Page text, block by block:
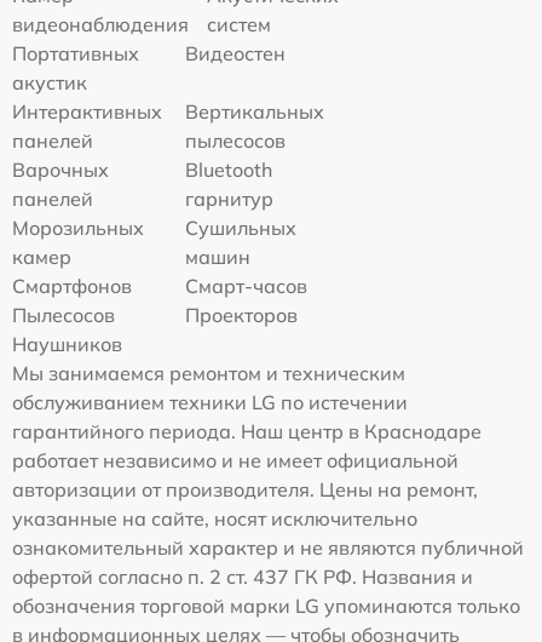
видеонаблюдения
систем
Портативных
акустик
Видеостен
Интерактивных
панелей
Вертикальных
пылесосов
Варочных
панелей
Bluetooth
гарнитур
Морозильных
камер
Сушильных
машин
Смартфонов
Смарт-часов
Пылесосов
Проекторов
Наушников
Мы занимаемся ремонтом и техническим
обслуживанием техники LG по истечении
гарантийного периода. Наш центр в Краснодаре
работает независимо и не имеет официальной
авторизации от производителя. Цены на ремонт,
указанные на сайте, носят исключительно
ознакомительный характер и не являются публичной
офертой согласно п. 2 ст. 437 ГК РФ. Названия и
обозначения торговой марки LG упоминаются только
в информационных целях — чтобы обозначить